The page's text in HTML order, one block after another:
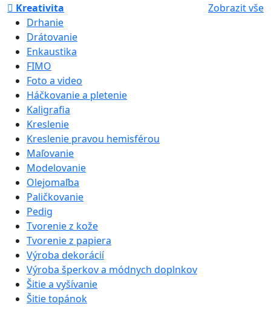
Kreativita
Zobrazit vše
Drhanie
Drátovanie
Enkaustika
FIMO
Foto a video
Háčkovanie a pletenie
Kaligrafia
Kreslenie
Kreslenie pravou hemisférou
Maľovanie
Modelovanie
Olejomaľba
Paličkovanie
Pedig
Tvorenie z kože
Tvorenie z papiera
Výroba dekorácií
Výroba šperkov a módnych doplnkov
Šitie a vyšívanie
Šitie topánok